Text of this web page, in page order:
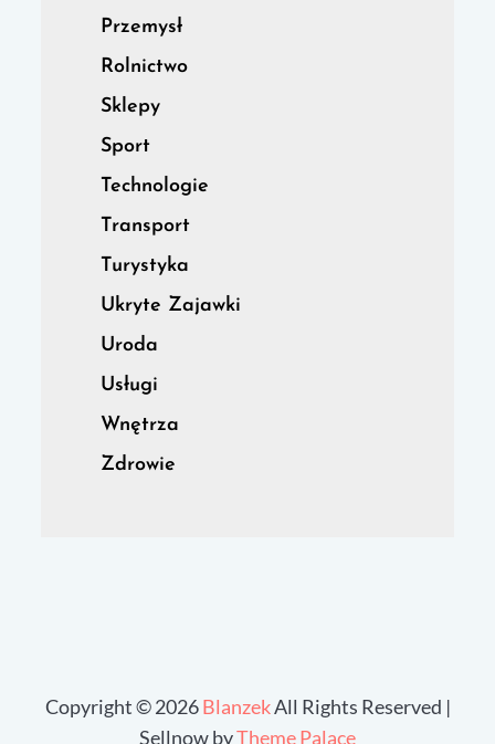
Przemysł
Rolnictwo
Sklepy
Sport
Technologie
Transport
Turystyka
Ukryte Zajawki
Uroda
Usługi
Wnętrza
Zdrowie
Copyright © 2026BlanzekAll Rights Reserved |
Sellnow byTheme Palace